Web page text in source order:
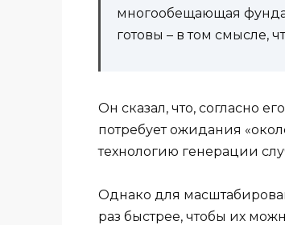
многообещающая
готовы – в том смысле,
Он сказал, что, согласно
потребует ожидания
технологию генерации
Однако для
раз быстрее, чтобы их